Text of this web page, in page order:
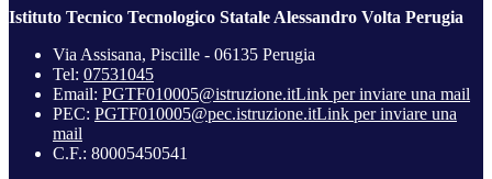
Istituto Tecnico Tecnologico Statale Alessandro Volta Perugia
Via Assisana, Piscille - 06135 Perugia
Tel: 07531045
Email: PGTF010005@istruzione.itLink per inviare una mail
PEC: PGTF010005@pec.istruzione.itLink per inviare una
mail
C.F.: 80005450541